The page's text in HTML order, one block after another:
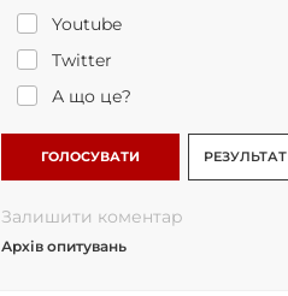
Youtube
Twitter
А що це?
ГОЛОСУВАТИ РЕЗУЛЬТАТ
Залишити коментар
Архів опитувань